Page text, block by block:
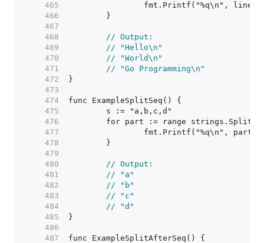
   465
   466
   467
   468
// Output:
   469
// "Hello\n"
   470
// "World\n"
   471
// "Go Programming\n"
   472
   473
   474
   475
   476
   477
   478
   479
   480
// Output:
   481
// "a"
   482
// "b"
   483
// "c"
   484
// "d"
   485
   486
   487